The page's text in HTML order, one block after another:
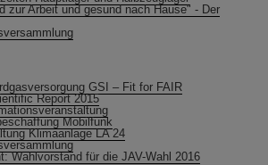
zur Arbeit und gesund nach Hause" - Der
GSI – Fit for FAIR
Report 2015
Mobilfunk
Klimaanlage LA 24
Wahlvorstand für die JAV-Wahl 2016